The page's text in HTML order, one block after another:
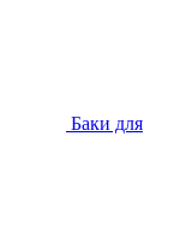
Баки для